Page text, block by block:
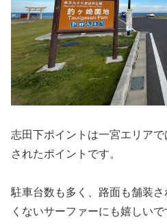
志田下ポイントは一宮エリアで
されたポイントです。
駐車台数も多く、路面も舗装
くないサーファーにも嬉しいで